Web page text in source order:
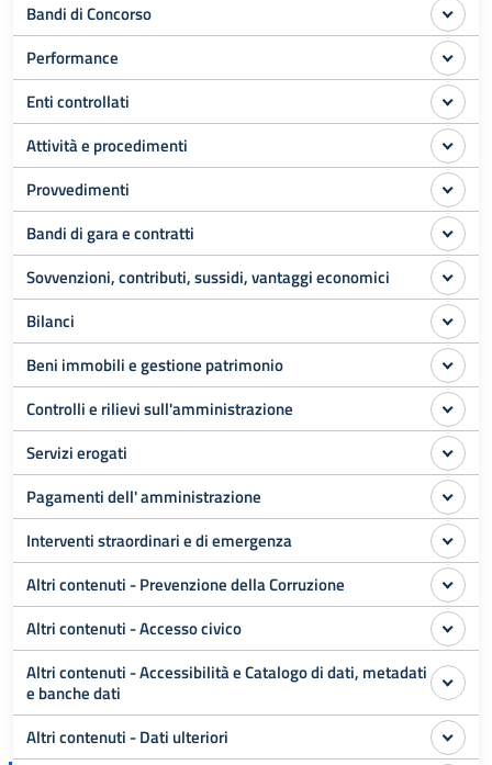
Bandi di Concorso
Performance
Enti controllati
Attività e procedimenti
Provvedimenti
Bandi di gara e contratti
Sovvenzioni, contributi, sussidi, vantaggi economici
Bilanci
Beni immobili e gestione patrimonio
Controlli e rilievi sull'amministrazione
Servizi erogati
Pagamenti dell' amministrazione
Interventi straordinari e di emergenza
Altri contenuti - Prevenzione della Corruzione
Altri contenuti - Accesso civico
Altri contenuti - Accessibilità e Catalogo di dati, metadati
e banche dati
Altri contenuti - Dati ulteriori